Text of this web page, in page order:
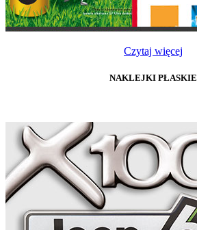
Czytaj więcej
NAKLEJKI PŁASKIE